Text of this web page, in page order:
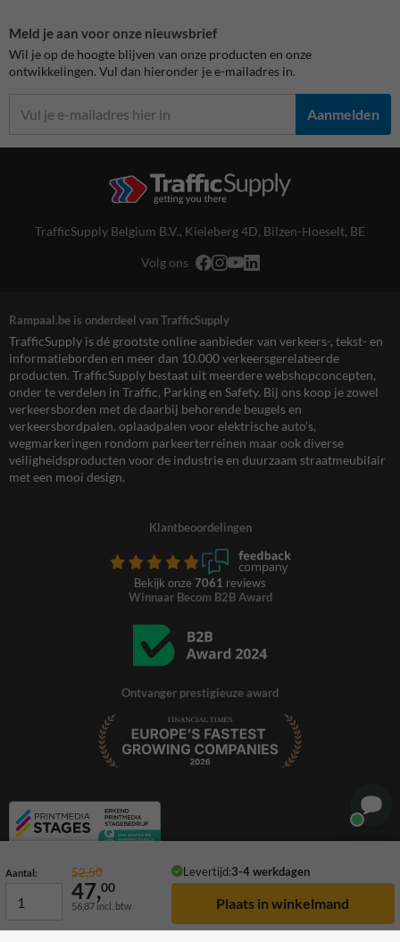
Aantal: 52,50 Levertijd:3-4 werkdagen
47,00
56,87 incl. btw
Meld je aan voor onze nieuwsbrief
Wil je op de hoogte blijven van onze producten en onze
ontwikkelingen. Vul dan hieronder je e-mailadres in.
Aanmelden
TrafficSupply Belgium B.V., Kieleberg 4D, Bilzen-Hoeselt, BE
Volg ons
Rampaal.be is onderdeel van TrafficSupply
TrafficSupply is dé grootste online aanbieder van verkeers-, tekst- en
informatieborden en meer dan 10.000 verkeersgerelateerde
producten. TrafficSupply bestaat uit meerdere webshopconcepten,
onder te verdelen in Traffic, Parking en Safety. Bij ons koop je zowel
verkeersborden met de daarbij behorende beugels en
verkeersbordpalen, oplaadpalen voor elektrische auto’s,
wegmarkeringen rondom parkeerterreinen maar ook diverse
veiligheidsproducten voor de industrie en duurzaam straatmeubilair
met een mooi design.
Klantbeoordelingen
Bekijk onze 7061 reviews
Winnaar Becom B2B Award
Ontvanger prestigieuze award
© 2026 TrafficSupply. Alle rechten voorbehouden.